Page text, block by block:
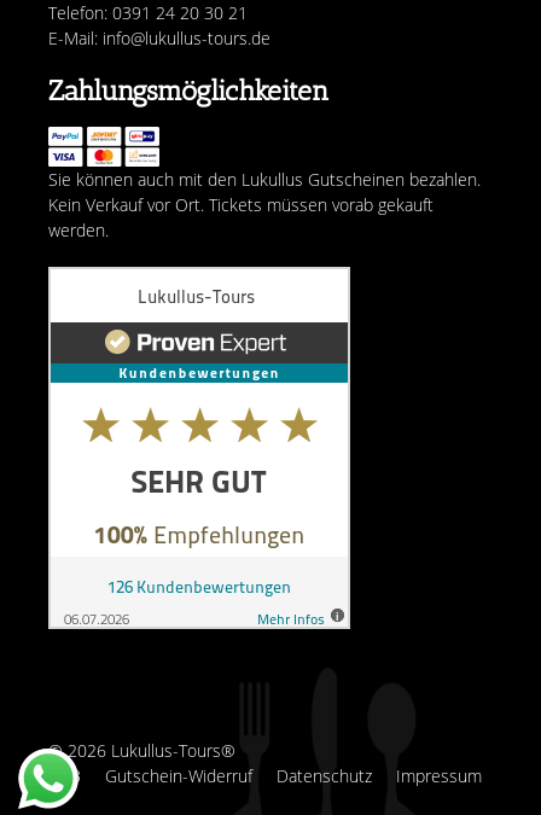
Telefon: 0391 24 20 30 21
E-Mail: info@lukullus-tours.de
Zahlungsmöglichkeiten
Sie können auch mit den Lukullus Gutscheinen bezahlen.
Kein Verkauf vor Ort. Tickets müssen vorab gekauft
werden.
AGB Gutschein-Widerruf Datenschutz Impressum
© 2026 Lukullus-Tours®